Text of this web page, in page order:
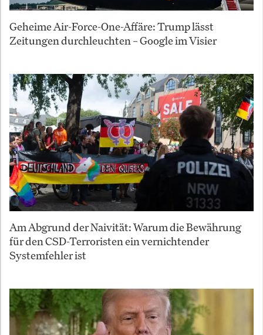
Geheime Air-Force-One-Affäre: Trump lässt
Zeitungen durchleuchten – Google im Visier
Am Abgrund der Naivität: Warum die Bewährung
für den CSD-Terroristen ein vernichtender
Systemfehler ist